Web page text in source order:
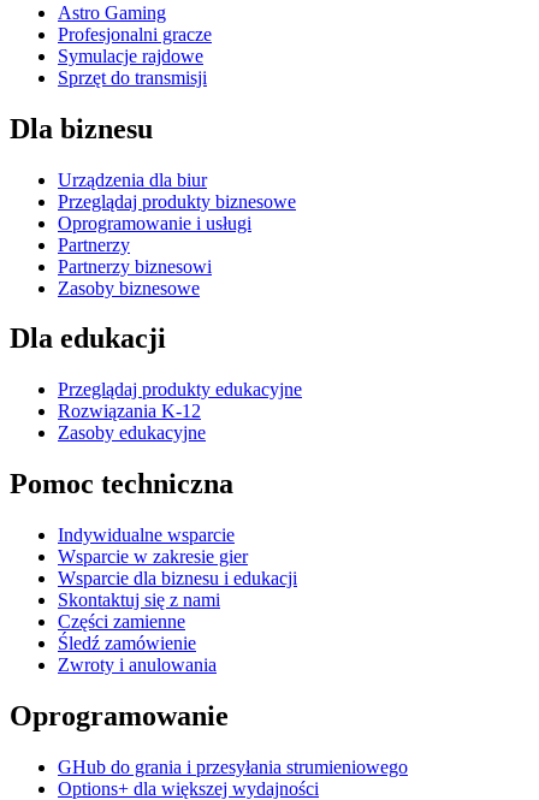
Astro Gaming
Profesjonalni gracze
Symulacje rajdowe
Sprzęt do transmisji
Dla biznesu
Urządzenia dla biur
Przeglądaj produkty biznesowe
Oprogramowanie i usługi
Partnerzy
Partnerzy biznesowi
Zasoby biznesowe
Dla edukacji
Przeglądaj produkty edukacyjne
Rozwiązania K-12
Zasoby edukacyjne
Pomoc techniczna
Indywidualne wsparcie
Wsparcie w zakresie gier
Wsparcie dla biznesu i edukacji
Skontaktuj się z nami
Części zamienne
Śledź zamówienie
Zwroty i anulowania
Oprogramowanie
GHub do grania i przesyłania strumieniowego
Options+ dla większej wydajności